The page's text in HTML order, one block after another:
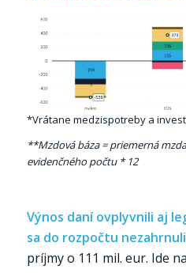
*Vrátane medzispotreby a
**Mzdová báza = priemerná
evidenčného počtu * 12
Výnos daní ovplyvnili aj
sa do rozpočtu
príjmy o 111 mil. eur. Ide